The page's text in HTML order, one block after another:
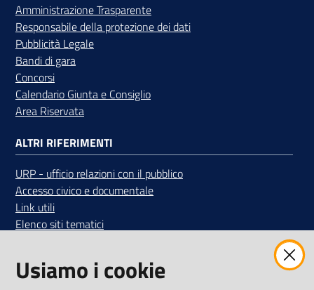
Amministrazione Trasparente
Responsabile della protezione dei dati
Pubblicità Legale
Bandi di gara
Concorsi
Calendario Giunta e Consiglio
Area Riservata
ALTRI RIFERIMENTI
URP - ufficio relazioni con il pubblico
Accesso civico e documentale
Link utili
Elenco siti tematici
Usiamo i cookie